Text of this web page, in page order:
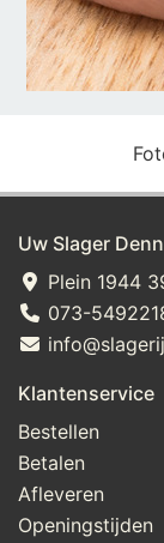
Uw Slager
Plein 1944
073-
Klantenservice
Bestellen
Betalen
Afleveren
Openingstijden